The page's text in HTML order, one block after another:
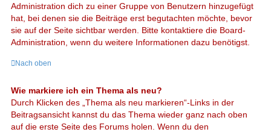
Administration dich zu einer Gruppe von Benutzern hinzugefügt
hat, bei denen sie die Beiträge erst begutachten möchte, bevor
sie auf der Seite sichtbar werden. Bitte kontaktiere die Board-
Administration, wenn du weitere Informationen dazu benötigst.
Nach oben
Wie markiere ich ein Thema als neu?
Durch Klicken des „Thema als neu markieren“-Links in der
Beitragsansicht kannst du das Thema wieder ganz nach oben
auf die erste Seite des Forums holen. Wenn du den